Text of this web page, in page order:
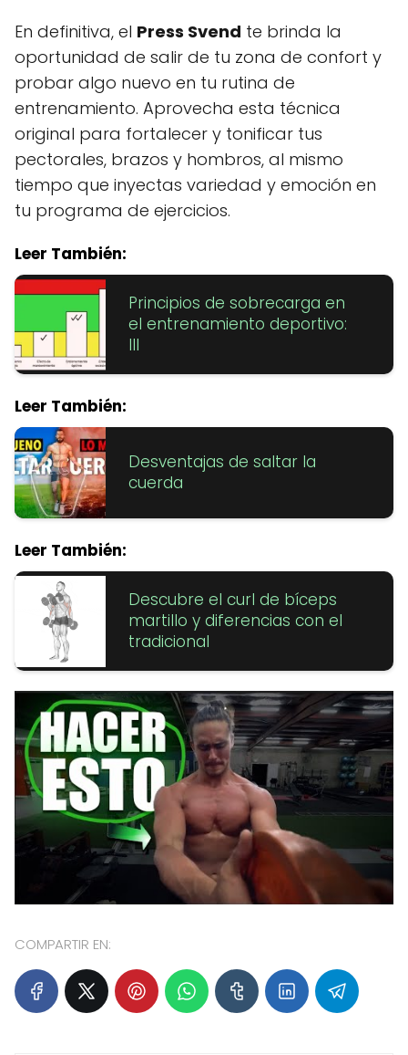
En definitiva, el Press Svend te brinda la
oportunidad de salir de tu zona de confort y
probar algo nuevo en tu rutina de
entrenamiento. Aprovecha esta técnica
original para fortalecer y tonificar tus
pectorales, brazos y hombros, al mismo
tiempo que inyectas variedad y emoción en
tu programa de ejercicios.
Leer También:
Principios de sobrecarga en
el entrenamiento deportivo:
III
Leer También:
Desventajas de saltar la
cuerda
Leer También:
Descubre el curl de bíceps
martillo y diferencias con el
tradicional
COMPARTIR EN: